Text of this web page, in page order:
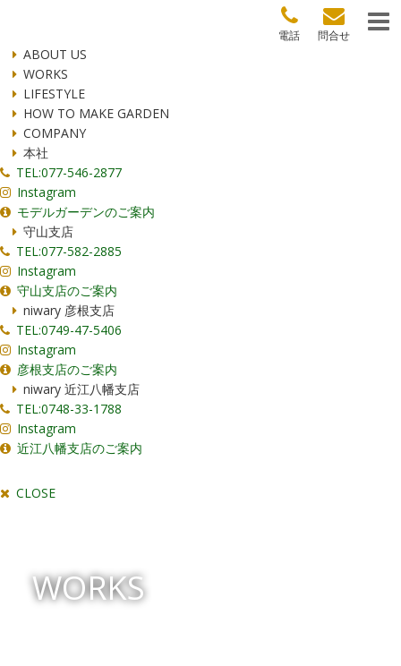
問合せ
電話
ABOUT US
WORKS
LIFESTYLE
HOW TO MAKE GARDEN
COMPANY
本社
TEL:077-546-2877
Instagram
モデルガーデンのご案内
守山支店
TEL:077-582-2885
Instagram
守山支店のご案内
niwary 彦根支店
TEL:0749-47-5406
Instagram
彦根支店のご案内
niwary 近江八幡支店
TEL:0748-33-1788
Instagram
近江八幡支店のご案内
CLOSE
WORKS